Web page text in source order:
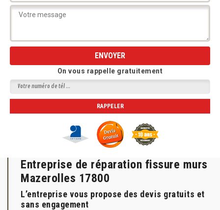
On vous rappelle gratuitement
Entreprise de réparation fissure murs
Mazerolles 17800
L’entreprise vous propose des devis gratuits et
sans engagement